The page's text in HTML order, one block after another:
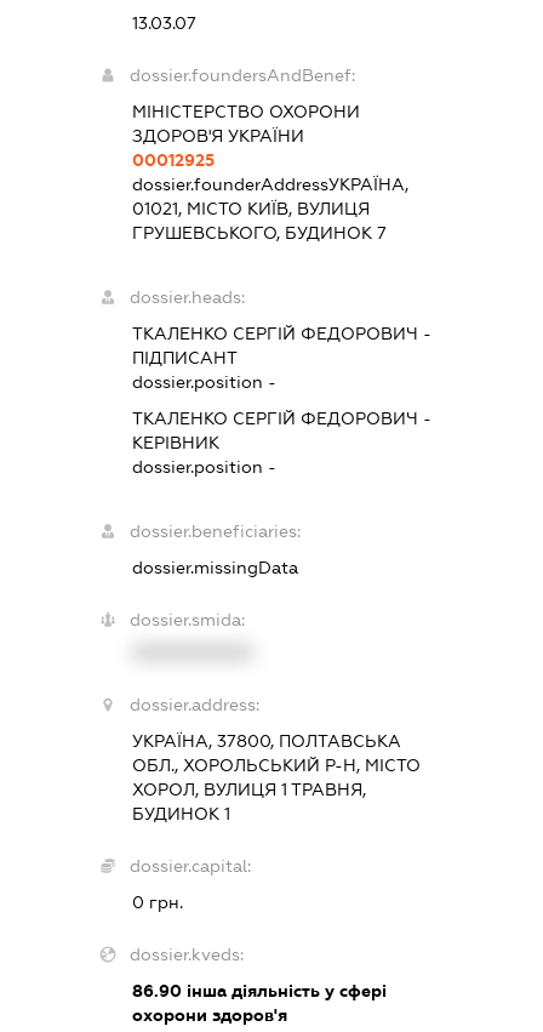
13.03.07
dossier.foundersAndBenef:
МІНІСТЕРСТВО ОХОРОНИ
ЗДОРОВ'Я УКРАЇНИ
00012925
dossier.founderAddressУКРАЇНА,
01021, МІСТО КИЇВ, ВУЛИЦЯ
ГРУШЕВСЬКОГО, БУДИНОК 7
dossier.heads:
ТКАЛЕНКО СЕРГІЙ ФЕДОРОВИЧ -
ПІДПИСАНТ
dossier.position -
ТКАЛЕНКО СЕРГІЙ ФЕДОРОВИЧ -
КЕРІВНИК
dossier.position -
dossier.beneficiaries:
dossier.missingData
dossier.smida:
dossier.address:
УКРАЇНА, 37800, ПОЛТАВСЬКА
ОБЛ., ХОРОЛЬСЬКИЙ Р-Н, МІСТО
ХОРОЛ, ВУЛИЦЯ 1 ТРАВНЯ,
БУДИНОК 1
dossier.capital:
0 грн.
dossier.kveds:
86.90інша діяльність у сфері
охорони здоров'я